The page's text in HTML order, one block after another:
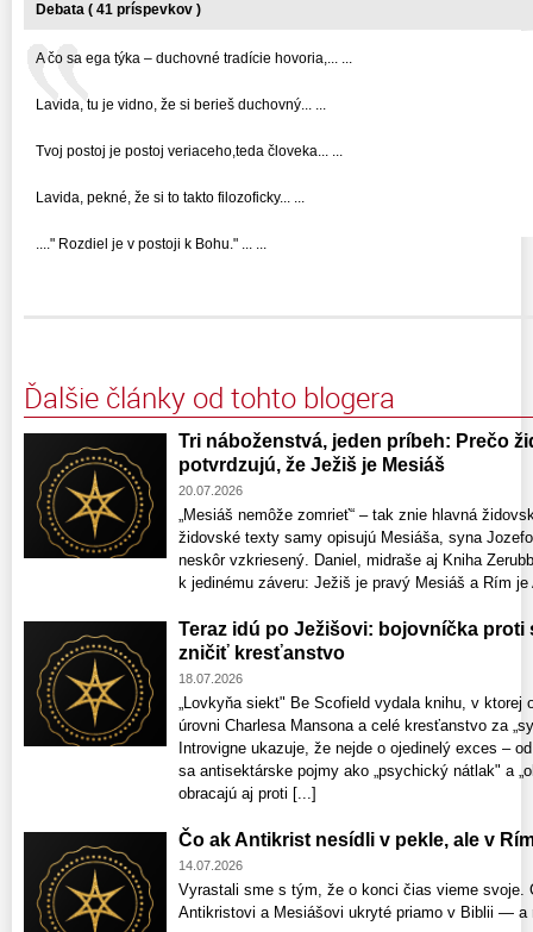
Debata ( 41 príspevkov )
A čo sa ega týka – duchovné tradície hovoria,... ...
Lavida, tu je vidno, že si berieš duchovný... ...
Tvoj postoj je postoj veriaceho,teda človeka... ...
Lavida, pekné, že si to takto filozoficky... ...
...." Rozdiel je v postoji k Bohu." ... ...
Ďalšie články od tohto blogera
Tri náboženstvá, jeden príbeh: Prečo
potvrdzujú, že Ježiš je Mesiáš
20.07.2026
„Mesiáš nemôže zomrieť“ – tak znie hlavná
židovské texty samy opisujú Mesiáša, syna
neskôr vzkriesený. Daniel, midraše aj Kniha
k jedinému záveru: Ježiš je pravý Mesiáš a Rím je
Teraz idú po Ježišovi: bojovníčka proti
zničiť kresťanstvo
18.07.2026
„Lovkyňa siekt" Be Scofield vydala knihu, v ktorej
úrovni Charlesa Mansona a celé kresťanstvo za
Introvigne ukazuje, že nejde o ojedinelý exces –
sa antisektárske pojmy ako „psychický nátlak" a
obracajú aj proti [...]
Čo ak Antikrist nesídli v pekle, ale v
14.07.2026
Vyrastali sme s tým, že o konci čias vieme svoje.
Antikristovi a Mesiášovi ukryté priamo v Biblii — a